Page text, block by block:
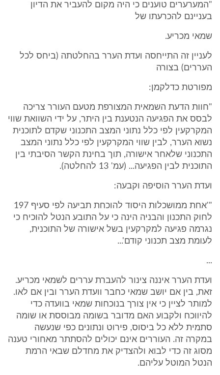
"המערערים טוענים כי היה מקום להעביר את הדיון
בעניינם להכרעתו של
שמאי מכריע.
לעניין זה התייחסה ועדת הערר בהחלטתה (ביחס לכל
העררים) בצורה
מפורטת כדלקמן:
"חוות הדעת השמאית המצורפת מטעם העורר צריכה
לבסס את הפגיעה הנטענת בין היתר, על ידי השוואת שווי
המקרקעין לפי כלל נתוני המצב התכנוני שקדם לתוכנית
נשוא הערר, לבין שווי המקרקעין לפי כלל נתוני המצב
התכנוני שלאחר אישורה, תוך בחינת הקשר הסיבתי בין
התוכנית לבין הפגיעה... (עמ' 13 להחלטה).
ועדת הערר הוסיפה וקבעה:
"'אחת ממושכלות היסוד להוכחת תביעה לפי סעיף 197
לחוק התכנון והבניה הינה כי על התובע הנטל להוכיח כי
נגרמה פגיעה למקרקעין בשל אישורה של התוכנית,
לעומת מצב תכנוני קודם'...
...
ועדת הערר איננה צינור להעברת עררים לשמאי מכריע.
זאת, בין אם יושב שמאי כחבר וועדת הערר ובין אם לאו.
למותר לציין כי אין צורך בנוכחות שמאי בוועדה כדי
להיווכח ולקבוע האם מדובר בשומה מבוססת או שומה
סתמית ללא כל ביסוס, פירוט ונתונים כפי שנעשה
במקרה זה. העוררים אינם יכולים להסתתר מאחורי טענה
מסוג זה כדי לבוא ולהצדיק את מחדלם שבאי הרמת
הנטל המוטל עליהם.